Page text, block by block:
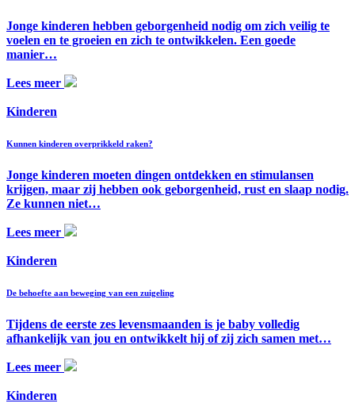
Jonge kinderen hebben geborgenheid nodig om zich veilig te
voelen en te groeien en zich te ontwikkelen. Een goede
manier…
Lees meer
Kinderen
Kunnen kinderen overprikkeld raken?
Jonge kinderen moeten dingen ontdekken en stimulansen
krijgen, maar zij hebben ook geborgenheid, rust en slaap nodig.
Ze kunnen niet…
Lees meer
Kinderen
De behoefte aan beweging van een zuigeling
Tijdens de eerste zes levensmaanden is je baby volledig
afhankelijk van jou en ontwikkelt hij of zij zich samen met…
Lees meer
Kinderen